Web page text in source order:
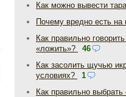
Как можно вывести
Почему вредно есть на
Как правильно
«ложить»?
46
Как засолить щучью
условиях?
1
Как правильно